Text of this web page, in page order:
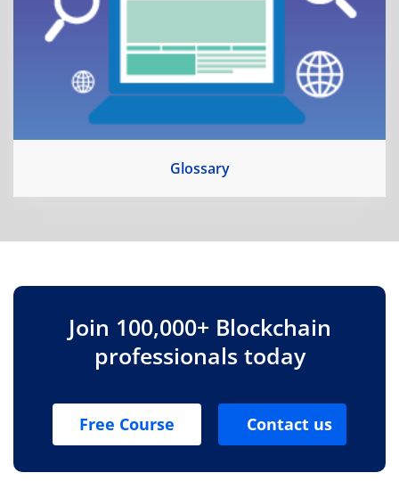
Glossary
Join 100,000+ Blockchain
professionals today
Free Course Contact us